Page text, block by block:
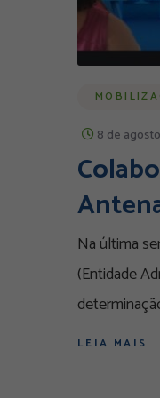
8 de
Na última
(Entidade
LEIA MAIS